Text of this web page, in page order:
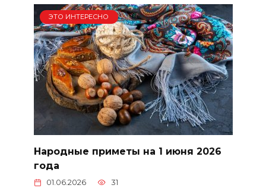
ЭТО ИНТЕРЕСНО
Народные приметы на 1 июня 2026
года
01.06.2026 31